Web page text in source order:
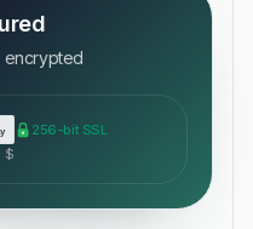
encrypted
256-bit SSL
$